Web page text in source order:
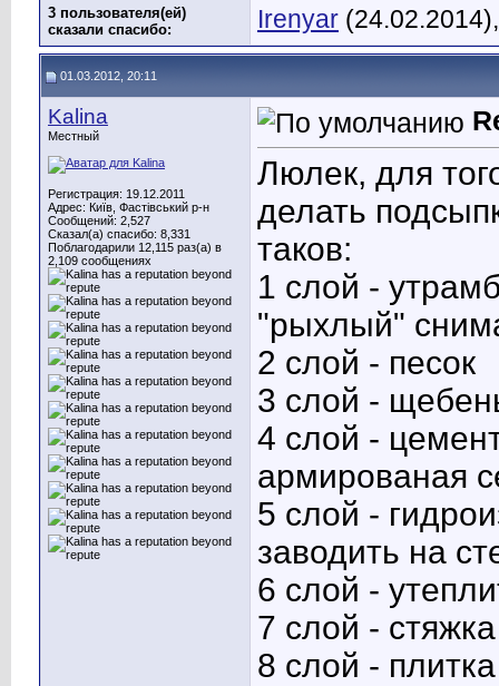
3 пользователя(ей)
сказали cпасибо:
Irenyar
01.03.2012, 20:11
Kalina
Местный
Регистрация: 19.12.2011
Адрес: Київ, Фастівський р-н
Сообщений: 2,527
Сказал(а) спасибо: 8,331
Поблагодарили 12,115 раз(а) в
2,109 сообщениях
Люлек, для
делать
таков:
1 слой -
"рыхлый"
2 слой - песок
3 слой -
4 слой -
армированая
5 слой -
заводить на
6 слой -
7 слой -
8 слой - плитка